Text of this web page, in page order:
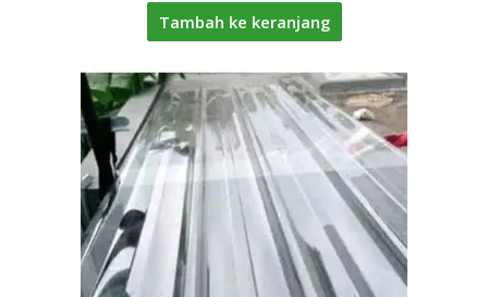
Tambah ke keranjang